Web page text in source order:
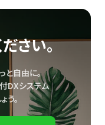
さい。
と自由に。
DXシステム
う。